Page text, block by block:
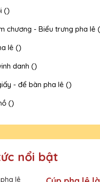
()
chương - Biểu trưng pha lê
lê ()
danh ()
- để bàn pha lê ()
()
nổi bật